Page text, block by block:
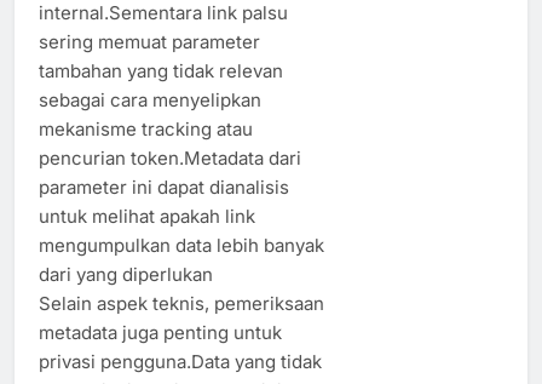
internal.Sementara link palsu
sering memuat parameter
tambahan yang tidak relevan
sebagai cara menyelipkan
mekanisme tracking atau
pencurian token.Metadata dari
parameter ini dapat dianalisis
untuk melihat apakah link
mengumpulkan data lebih banyak
dari yang diperlukan
Selain aspek teknis, pemeriksaan
metadata juga penting untuk
privasi pengguna.Data yang tidak